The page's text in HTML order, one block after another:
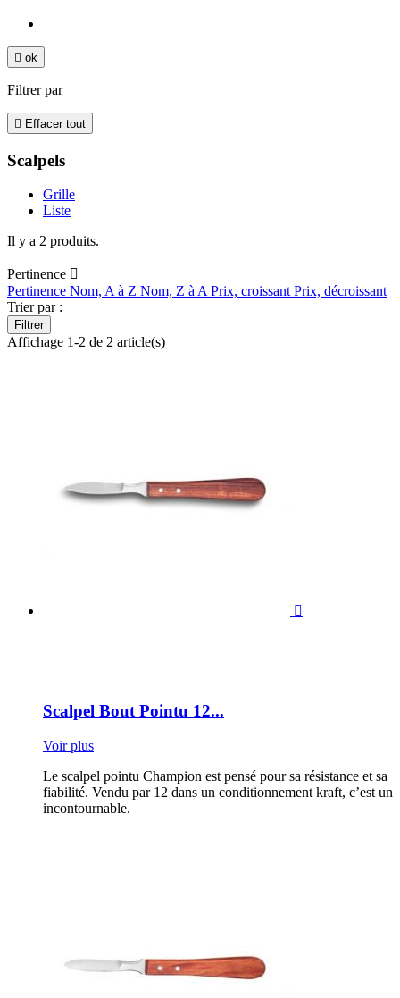
 ok
Filtrer par
 Effacer tout
Scalpels
Grille
Liste
Il y a 2 produits.
Pertinence 
Pertinence Nom, A à Z Nom, Z à APrix, croissantPrix, décroissant
Trier par :
Filtrer
Affichage 1-2 de 2 article(s)

Scalpel Bout Pointu 12...
Voir plus
Le scalpel pointu Champion est pensé pour sa résistance et sa
fiabilité. Vendu par 12 dans un conditionnement kraft, c’est un
incontournable.